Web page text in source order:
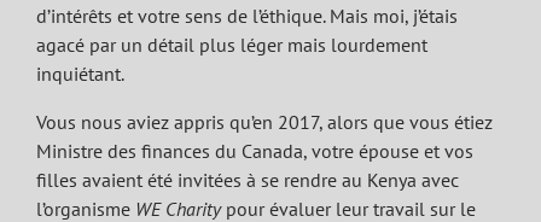
d’intérêts et votre sens de l’éthique. Mais moi, j’étais
agacé par un détail plus léger mais lourdement
inquiétant.
Vous nous aviez appris qu’en 2017, alors que vous étiez
Ministre des finances du Canada, votre épouse et vos
filles avaient été invitées à se rendre au Kenya avec
l’organisme WE Charitypour évaluer leur travail sur le